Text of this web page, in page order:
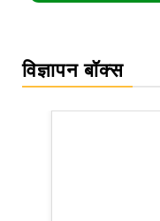
विज्ञापन बॉक्स